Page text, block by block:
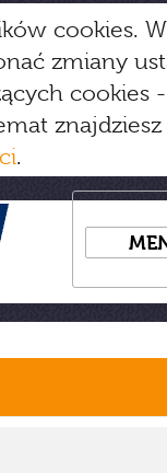
cookies.
zmiany
cookies
.